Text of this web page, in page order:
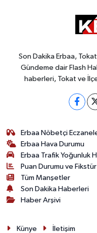
Son Dakika Erbaa,
Gündeme dair Flash
haberleri, Tokat ve
Erbaa Nöbetçi
Erbaa Hava Durumu
Erbaa Trafik Yoğunluk
Puan Durumu ve Fikstür
Tüm Manşetler
Son Dakika Haberleri
Haber Arşivi
Künye İletişim